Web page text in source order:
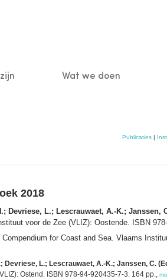
Wat we doen
Publicaties|
2018
Devriese, L.; Lescrauwaet, A.-K.; Janssen,
voor de Zee (VLIZ): Oostende. ISBN
for Coast and Sea. Vlaams
Devriese, L.; Lescrauwaet, A.-K.; Janssen, C.
Ostend. ISBN 978-94-920435-7-3. 164 pp.,